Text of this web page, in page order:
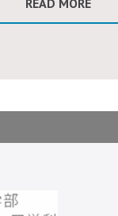
READ MORE